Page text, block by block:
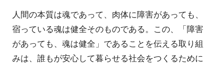
人間の本質は魂であって、肉体に障害があっても、
宿っている魂は健全そのものである。この、「障害
があっても、魂は健全」であることを伝える取り組
みは、誰もが安心して暮らせる社会をつくるために